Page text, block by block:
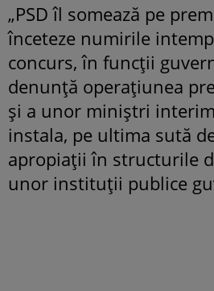
„PSD îl somează pe
înceteze numirile
concurs, în funcţii
denunţă operaţiunea
şi a unor miniştri
instala, pe ultima sută
apropiaţii în structurile
unor instituţii publice